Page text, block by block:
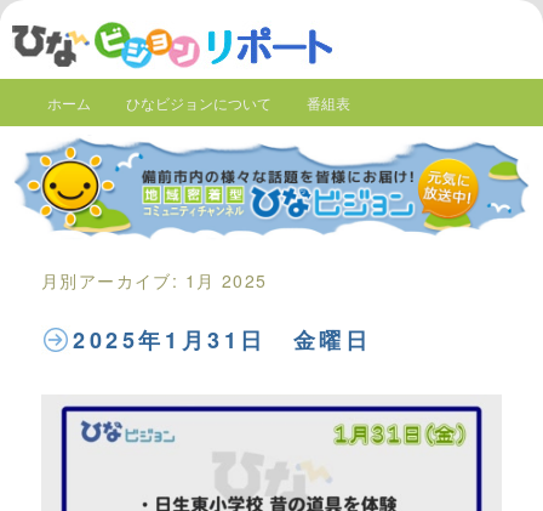
ホーム ひなビジョンについて 番組表
月別アーカイブ: 1月 2025
2025年1月31日 金曜日